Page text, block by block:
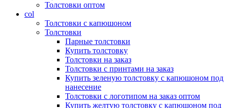
Толстовки оптом
col
Толстовки с капюшоном
Толстовки
Парные толстовки
Купить толстовку
Толстовки на заказ
Толстовки с принтами на заказ
Купить зеленую толстовку с капюшоном под
нанесение
Толстовки с логотипом на заказ оптом
Купить желтую толстовку с капюшоном под